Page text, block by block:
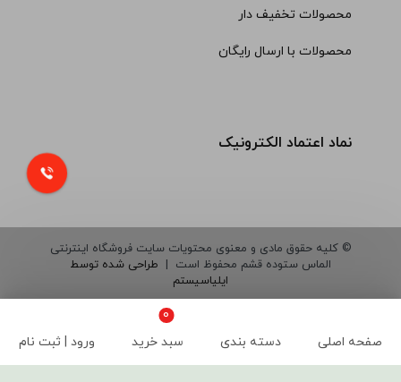
صفحه اصلی دسته بندی سبد خرید ورود | ثبت نام
محصولات تخفیف دار
محصولات با ارسال رایگان
نماد اعتماد الکترونیک
© کلیه حقوق مادی و معنوی محتویات سایت فروشگاه اینترنتی
الماس ستوده قشم محفوظ است | طراحی شده توسط
ایلیاسیستم